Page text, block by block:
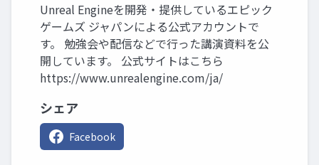
Unreal Engineを開発・提供しているエピック
ゲームズ ジャパンによる公式アカウントで
す。 勉強会や配信などで行った講演資料を公
開しています。 公式サイトはこちら
https://www.unrealengine.com/ja/
シェア
Facebook